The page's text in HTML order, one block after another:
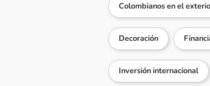
Colombianos en el
Decoración
Inversión internacional